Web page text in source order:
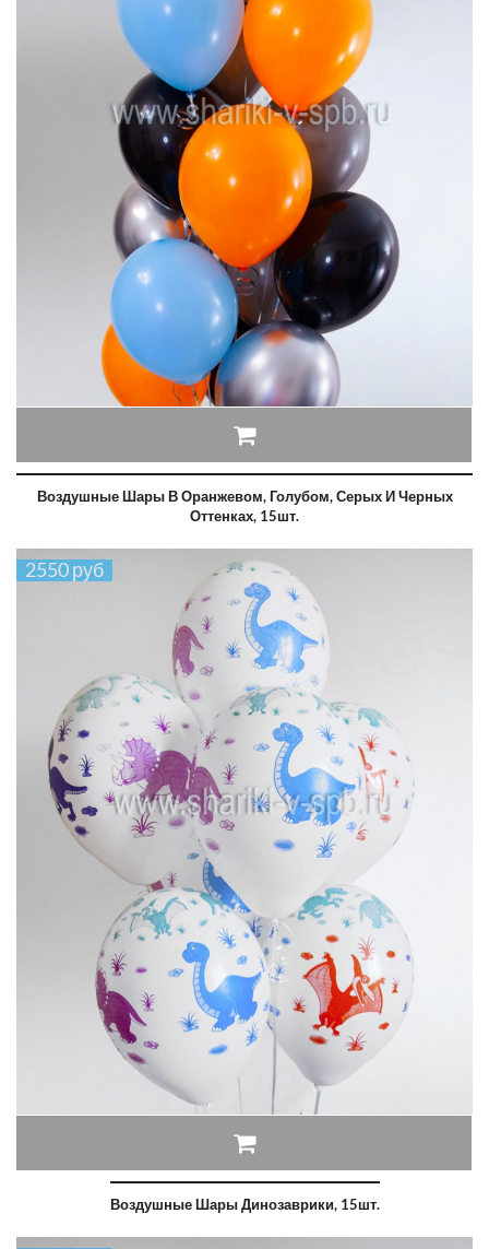
Воздушные Шары В Оранжевом, Голубом, Серых И Черных
Оттенках, 15шт.
2550 руб
Воздушные Шары Динозаврики, 15шт.